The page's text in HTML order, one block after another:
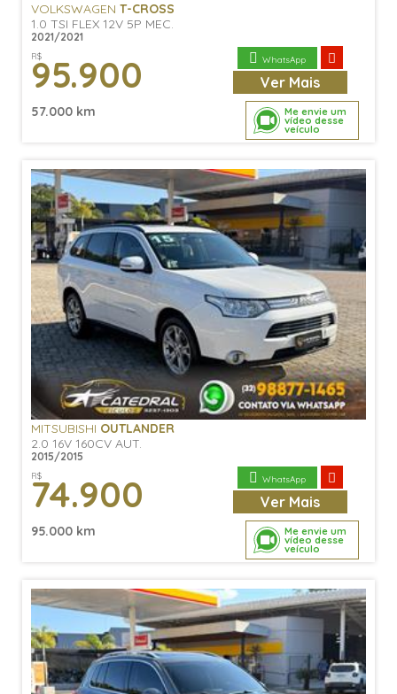
Me envie um
vídeo desse
veículo
VOLKSWAGEN T-CROSS
1.0 TSI FLEX 12V 5P MEC.
2021/2021
R$
95.900 WhatsApp
Ver Mais
57.000 km
Me envie um
vídeo desse
veículo
MITSUBISHI OUTLANDER
2.0 16V 160CV AUT.
2015/2015
R$
74.900 WhatsApp
Ver Mais
95.000 km